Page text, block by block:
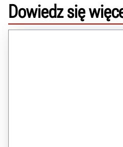
Dowiedz się